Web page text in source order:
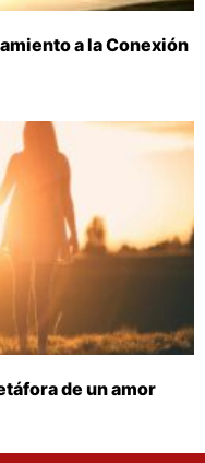
a la Conexión
de un amor